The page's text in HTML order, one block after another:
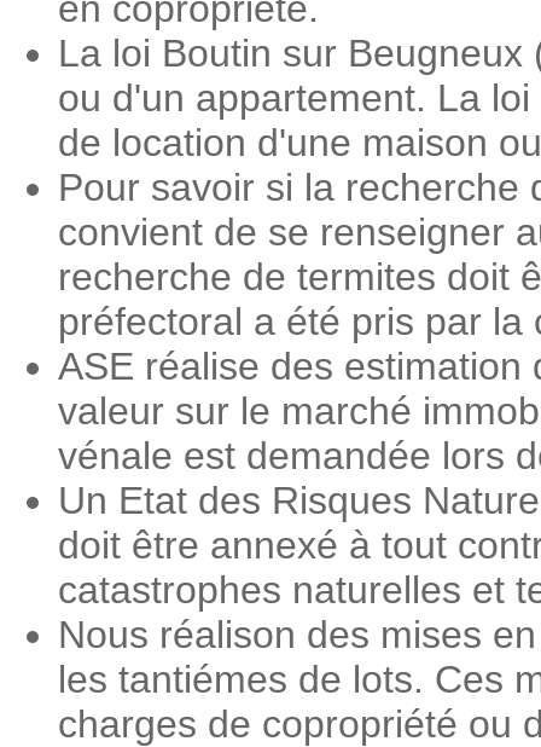
La loi Boutin sur
ou d'un appartement. La
de location d'une maison
Pour savoir si la recherche
convient de se renseigner
recherche de termites doit
préfectoral a été pris par la
ASE réalise des
valeur sur le marché
vénale est demandée lors
Un Etat des Risques
doit être annexé à tout
catastrophes naturelles et
Nous réalison des mises
les tantiémes de lots. Ces
charges de copropriété ou